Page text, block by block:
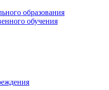
образования
обучения